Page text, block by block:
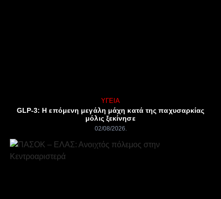
ΥΓΕΊΑ
GLP-3: Η επόμενη μεγάλη μάχη κατά της παχυσαρκίας
μόλις ξεκίνησε
02/08/2026